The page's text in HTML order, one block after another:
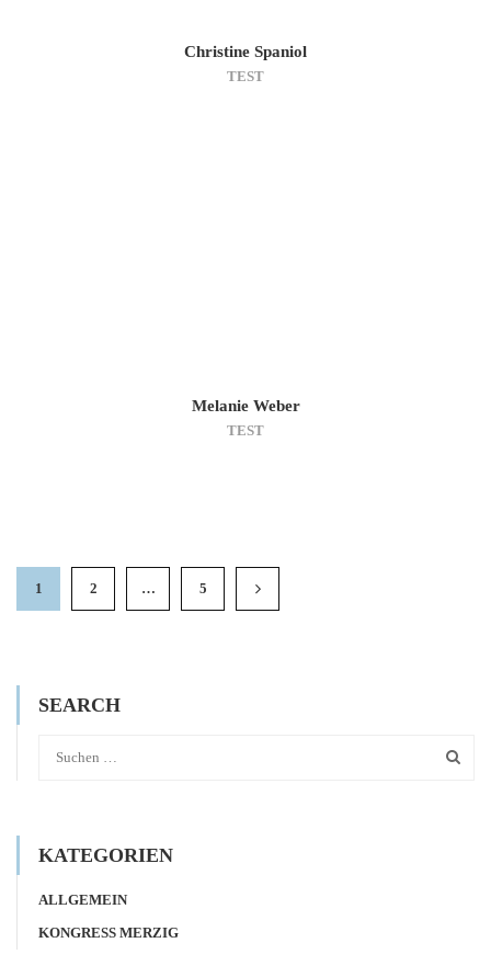
Christine Spaniol
TEST
Melanie Weber
TEST
1 2 … 5
SEARCH
KATEGORIEN
ALLGEMEIN
KONGRESS MERZIG